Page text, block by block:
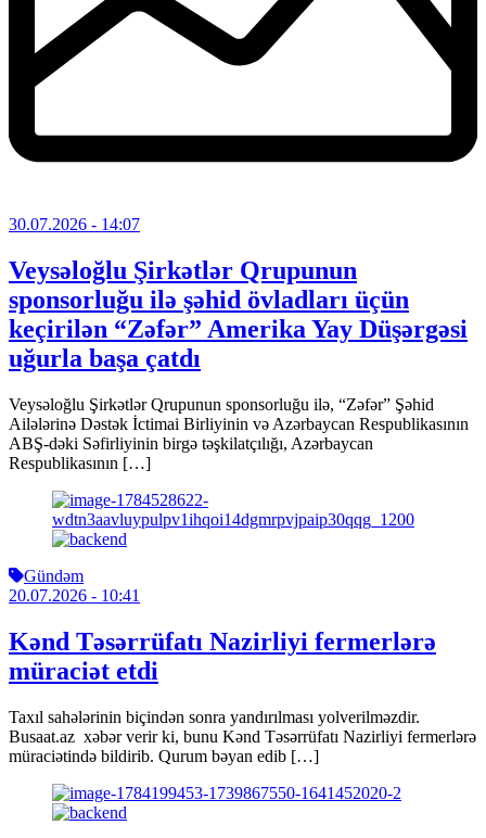
30.07.2026 - 14:07
Veysəloğlu Şirkətlər Qrupunun
sponsorluğu ilə şəhid övladları üçün
keçirilən “Zəfər” Amerika Yay Düşərgəsi
uğurla başa çatdı
Veysəloğlu Şirkətlər Qrupunun sponsorluğu ilə, “Zəfər” Şəhid
Ailələrinə Dəstək İctimai Birliyinin və Azərbaycan Respublikasının
ABŞ-dəki Səfirliyinin birgə təşkilatçılığı, Azərbaycan
Respublikasının […]
Gündəm
20.07.2026 - 10:41
Kənd Təsərrüfatı Nazirliyi fermerlərə
müraciət etdi
Taxıl sahələrinin biçindən sonra yandırılması yolverilməzdir.
Busaat.az xəbər verir ki, bunu Kənd Təsərrüfatı Nazirliyi fermerlərə
müraciətində bildirib. Qurum bəyan edib […]